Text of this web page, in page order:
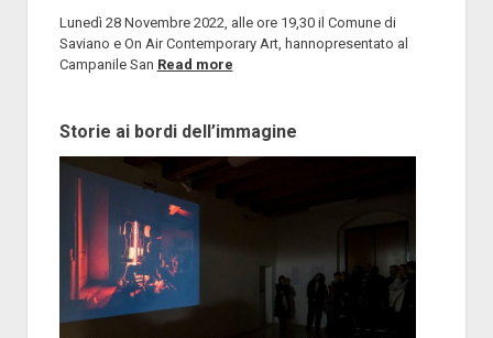
Lunedì 28 Novembre 2022, alle ore 19,30 il Comune di
Saviano e On Air Contemporary Art, hannopresentato al
Campanile San Read more
Storie ai bordi dell’immagine